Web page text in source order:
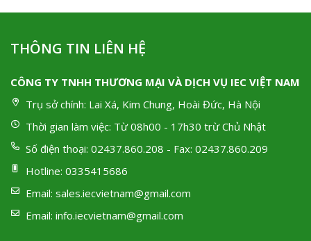
THÔNG TIN LIÊN HỆ
CÔNG TY TNHH THƯƠNG MẠI VÀ DỊCH VỤ IEC VIỆT NAM
Trụ sở chính: Lai Xá, Kim Chung, Hoài Đức, Hà Nội
Thời gian làm việc: Từ 08h00 - 17h30 trừ Chủ Nhật
Số điện thoại: 02437.860.208 - Fax: 02437.860.209
Hotline: 0335415686
Email: sales.iecvietnam@gmail.com
Email: info.iecvietnam@gmail.com